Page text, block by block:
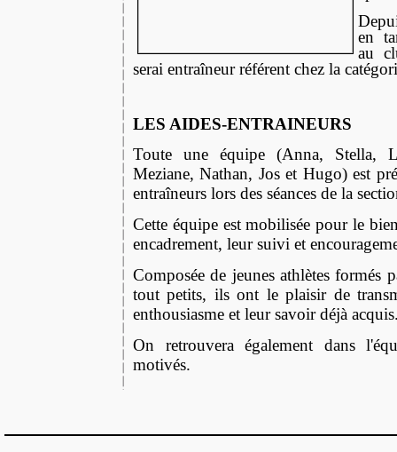
en
au
serai entraîneur référent chez la
LES AIDES-ENTRAINEURS
Toute une équipe (Anna, Stella,
Meziane, Nathan, Jos et Hugo) est
entraîneurs lors des séances de la
Cette équipe est mobilisée pour le
encadrement, leur suivi et
Composée de jeunes athlètes formés
tout petits, ils ont le plaisir de
enthousiasme et leur savoir déjà
On retrouvera également dans
motivés.